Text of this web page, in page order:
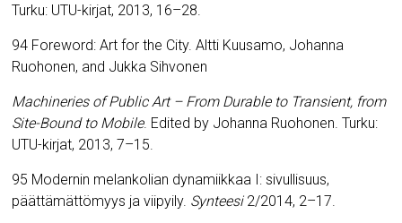
Turku: UTU-kirjat, 2013, 16–28.
94 Foreword: Art for the City.Altti Kuusamo, Johanna
Ruohonen, and Jukka Sihvonen
Machineries of Public Art – From Durable to Transient, from
Site-Bound to Mobile. Edited by Johanna Ruohonen. Turku:
UTU-kirjat, 2013, 7–15.
95 Modernin melankolian dynamiikkaa I: sivullisuus,
päättämättömyys ja viipyily. Synteesi2/2014, 2–17.